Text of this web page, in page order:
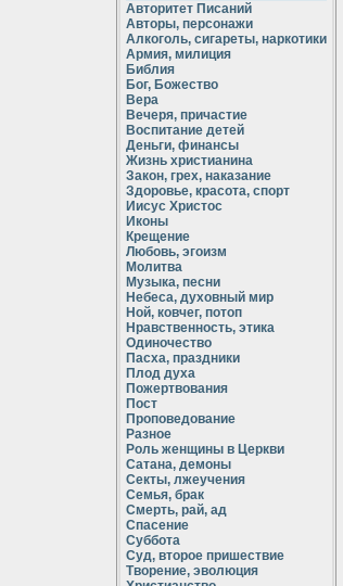
Авторитет Писаний
Авторы, персонажи
Алкоголь, сигареты, наркотики
Армия, милиция
Библия
Бог, Божество
Вера
Вечеря, причастие
Воспитание детей
Деньги, финансы
Жизнь христианина
Закон, грех, наказание
Здоровье, красота, спорт
Иисус Христос
Иконы
Крещение
Любовь, эгоизм
Молитва
Музыка, песни
Небеса, духовный мир
Ной, ковчег, потоп
Нравственность, этика
Одиночество
Пасха, праздники
Плод духа
Пожертвования
Пост
Проповедование
Разное
Роль женщины в Церкви
Сатана, демоны
Секты, лжеучения
Семья, брак
Смерть, рай, ад
Спасение
Суббота
Суд, второе пришествие
Творение, эволюция